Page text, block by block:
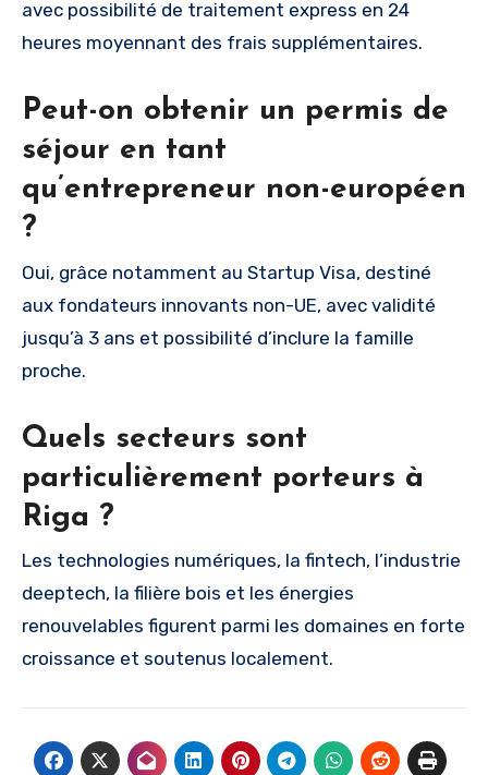
avec possibilité de traitement express en 24
heures moyennant des frais supplémentaires.
Peut-on obtenir un permis de
séjour en tant
qu’entrepreneur non-européen
?
Oui, grâce notamment au Startup Visa, destiné
aux fondateurs innovants non-UE, avec validité
jusqu’à 3 ans et possibilité d’inclure la famille
proche.
Quels secteurs sont
particulièrement porteurs à
Riga ?
Les technologies numériques, la fintech, l’industrie
deeptech, la filière bois et les énergies
renouvelables figurent parmi les domaines en forte
croissance et soutenus localement.